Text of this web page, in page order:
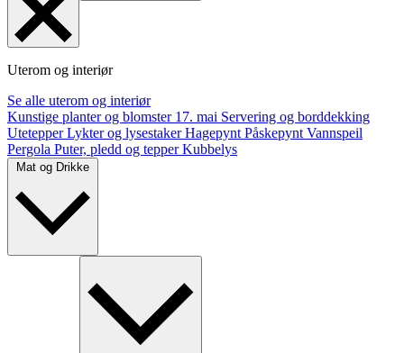
Uterom og interiør
Se alle uterom og interiør
Kunstige planter og blomster 17. mai Servering og borddekking
UtetepperLykter og lysestakerHagepynt Påskepynt Vannspeil
Pergola Puter, pledd og tepperKubbelys